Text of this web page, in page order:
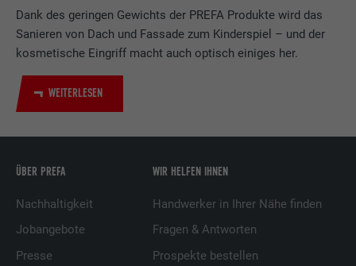
Dank des geringen Gewichts der PREFA Produkte wird das
Sanieren von Dach und Fassade zum Kinderspiel – und der
kosmetische Eingriff macht auch optisch einiges her.
WEITERLESEN
ÜBER PREFA
Nachhaltigkeit
Jobangebote
Presse
WIR HELFEN IHNEN
Handwerker in Ihrer Nähe finden
Fragen & Antworten
Prospekte bestellen
Name bscookie
LinkedIn
Verwendet vom Social-Networking-Dienst
LinkedIn für die Verfolgung der
Dienstleistungen.
Name UserMatchHistory
Anbieter